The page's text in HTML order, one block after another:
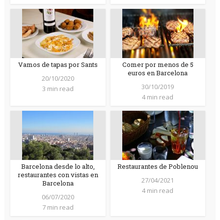
Vamos de tapas por Sants
20/10/2020
3 min read
Comer por menos de 5
euros en Barcelona
30/10/2019
4 min read
Barcelona desde lo alto,
restaurantes con vistas en
Barcelona
06/07/2020
7 min read
Restaurantes de Poblenou
27/04/2021
4 min read